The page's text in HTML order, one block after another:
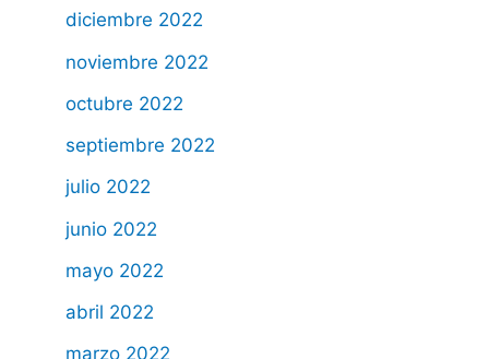
diciembre 2022
noviembre 2022
octubre 2022
septiembre 2022
julio 2022
junio 2022
mayo 2022
abril 2022
marzo 2022